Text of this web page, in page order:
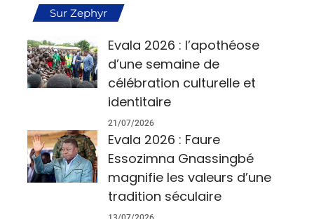
Sur Zephyr
Evala 2026 : l’apothéose
d’une semaine de
célébration culturelle et
identitaire
21/07/2026
Evala 2026 : Faure
Essozimna Gnassingbé
magnifie les valeurs d’une
tradition séculaire